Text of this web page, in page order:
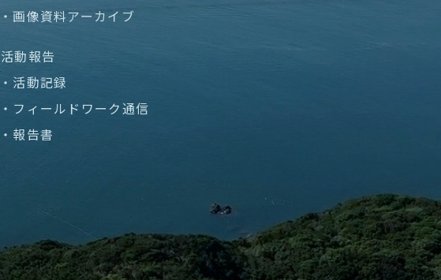
・画像資料アーカイブ
活動報告
・活動記録
・フィールドワーク通信
・報告書